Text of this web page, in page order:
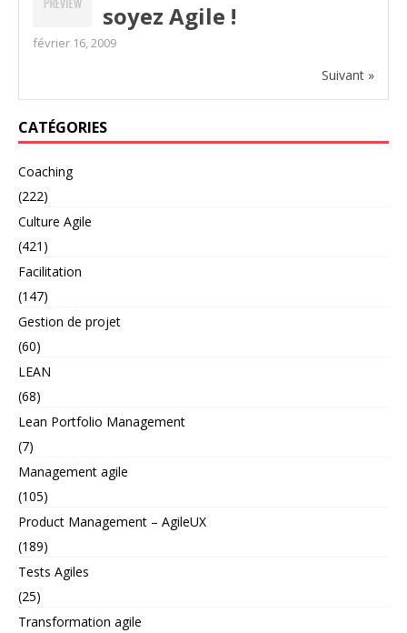
soyez Agile !
février 16, 2009
Suivant »
CATÉGORIES
Coaching
(222)
Culture Agile
(421)
Facilitation
(147)
Gestion de projet
(60)
LEAN
(68)
Lean Portfolio Management
(7)
Management agile
(105)
Product Management – AgileUX
(189)
Tests Agiles
(25)
Transformation agile